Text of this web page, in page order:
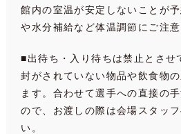
館内の室温が安定しないことが
や水分補給など体温調節にご注意
■出待ち・入り待ちは禁止とさせ
封がされていない物品や飲食物
ます。合わせて選手への直接の
ので、お渡しの際は会場スタッ
い。